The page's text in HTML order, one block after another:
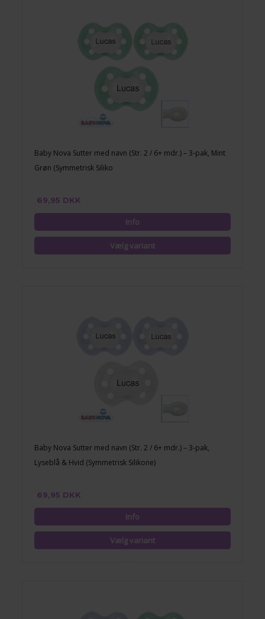
Baby Nova Sutter med navn (Str. 2 / 6+ mdr.) – 3-pak, Mint
Grøn (Symmetrisk Siliko
69,95 DKK
Baby Nova Sutter med navn (Str. 2 / 6+ mdr.) – 3-pak,
Lyseblå & Hvid (Symmetrisk Silikone)
69,95 DKK